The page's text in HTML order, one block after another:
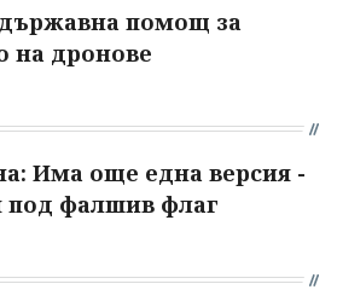
помощ за
на дронове
Има още една версия -
под фалшив флаг